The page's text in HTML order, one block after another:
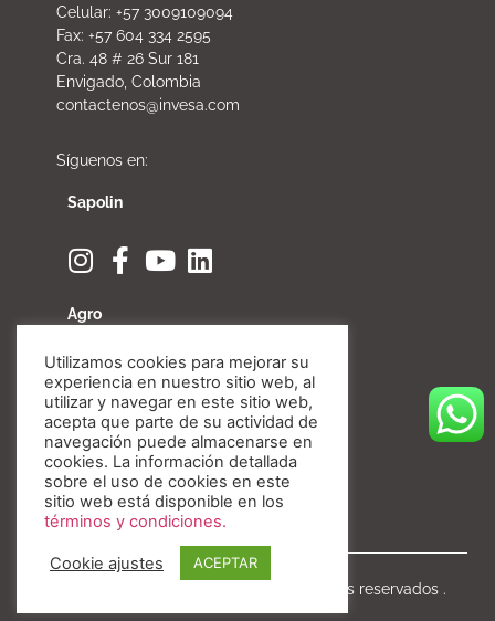
Celular: +57 3009109094
Fax: +57 604 334 2595
Cra. 48 # 26 Sur 181
Envigado, Colombia
contactenos@invesa.com
Síguenos en:
Sapolin
Agro
Fibratore
Copyright © Invesa 2020. Todos los derechos reservados .
Utilizamos cookies para mejorar su
experiencia en nuestro sitio web, al
utilizar y navegar en este sitio web,
acepta que parte de su actividad de
navegación puede almacenarse en
cookies. La información detallada
sobre el uso de cookies en este
sitio web está disponible en los
términos y condiciones.
Cookie ajustes ACEPTAR